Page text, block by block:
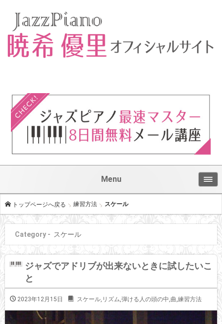
Menu
トップページへ戻る 練習方法 スケール
Category - スケール
ジャズでアドリブが出来ないときに試したいこ
と
2023年12月15日 スケール, リズム,弾ける人の頭の中,曲,練習方法